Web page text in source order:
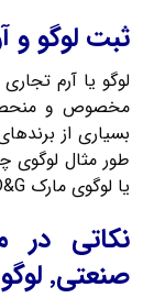
ثبت لوگو و
لوگو یا آرم
مخصوص و منحصر
بسیاری از
طور مثال
یا لوگوی مارک D&G که از حروف با یک فونت خاص می باشد .
نکاتی در
صنعتی٬ لوگو و آرم